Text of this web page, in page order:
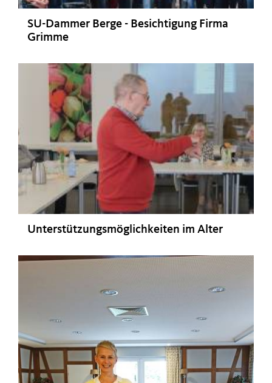
SU-Dammer Berge - Besichtigung Firma
Grimme
Unterstützungsmöglichkeiten im Alter